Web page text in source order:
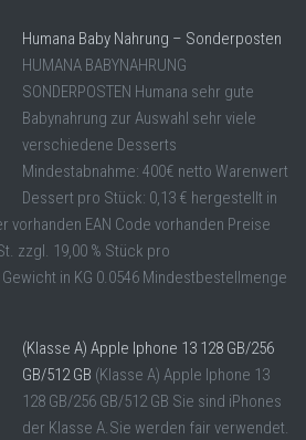
Humana Baby Nahrung – Sonderposten
HUMANA BABYNAHRUNG
SONDERPOSTEN Humana sehr gute
Babynahrung zur Auswahl sehr viele
verschiedene Desserts
Mindestabnahme: 400€ netto Warenwert
Dessert pro Stück: 0,13 € hergestellt in
vorhanden EAN Code vorhanden Preise
zzgl. 19,00 % Stück pro
in KG 0.0546 Mindestbestellmenge
(Klasse A) Apple Iphone 13 128 GB/256
GB/512 GB (Klasse A) Apple Iphone 13
128 GB/256 GB/512 GB Sie sind iPhones
der Klasse A.Sie werden fair verwendet.